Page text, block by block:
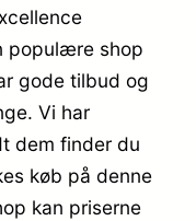
populære shop
gode tilbud og
Vi har
dem finder du
køb på denne
kan priserne